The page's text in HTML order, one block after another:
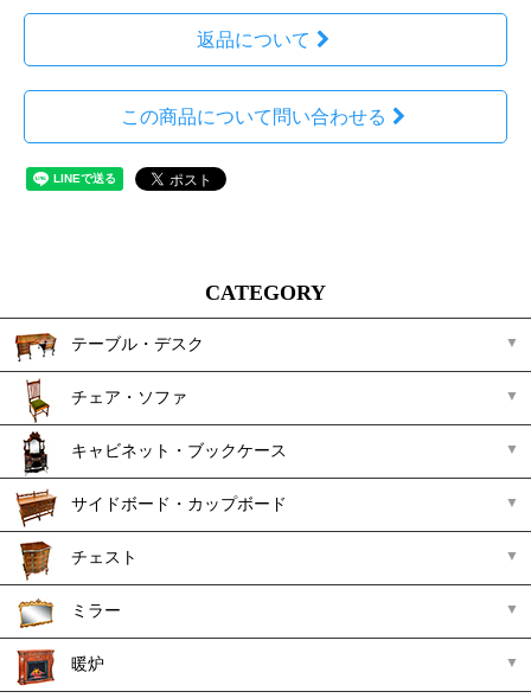
返品について
この商品について問い合わせる
CATEGORY
テーブル・デスク
チェア・ソファ
キャビネット・ブックケース
サイドボード・カップボード
チェスト
ミラー
暖炉